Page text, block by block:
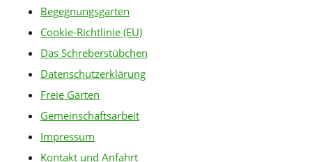
Begegnungsgarten
Cookie-Richtlinie (EU)
Das Schreberstübchen
Datenschutzerklärung
Freie Gärten
Gemeinschaftsarbeit
Impressum
Kontakt und Anfahrt